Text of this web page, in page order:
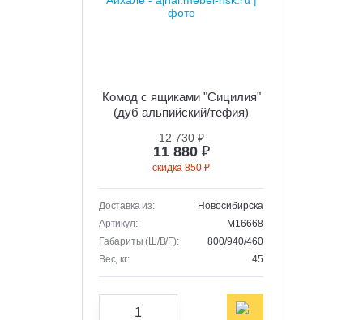
Комод с ящиками "Сицилия"
(дуб альпийский/тефия)
12 730 ₽
11 880 ₽
скидка 850 ₽
Доставка из:
Новосибирска
Артикул:
M16668
Габариты (Ш/В/Г):
800/940/460
Вес, кг:
45